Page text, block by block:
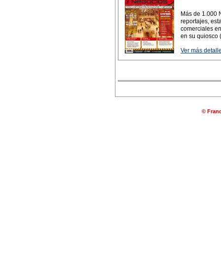
Más de 1.000
reportajes,
comerciales
en su quiosco
Ver más
©